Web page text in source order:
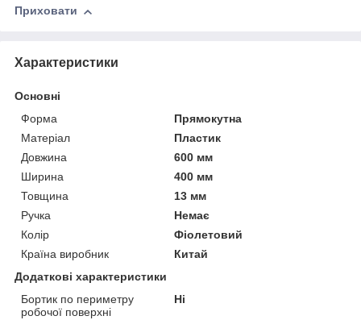
Приховати
Характеристики
Основні
Форма
Прямокутна
Матеріал
Пластик
Довжина
600 мм
Ширина
400 мм
Товщина
13 мм
Ручка
Немає
Колір
Фіолетовий
Країна виробник
Китай
Додаткові характеристики
Бортик по периметру
робочої поверхні
Ні